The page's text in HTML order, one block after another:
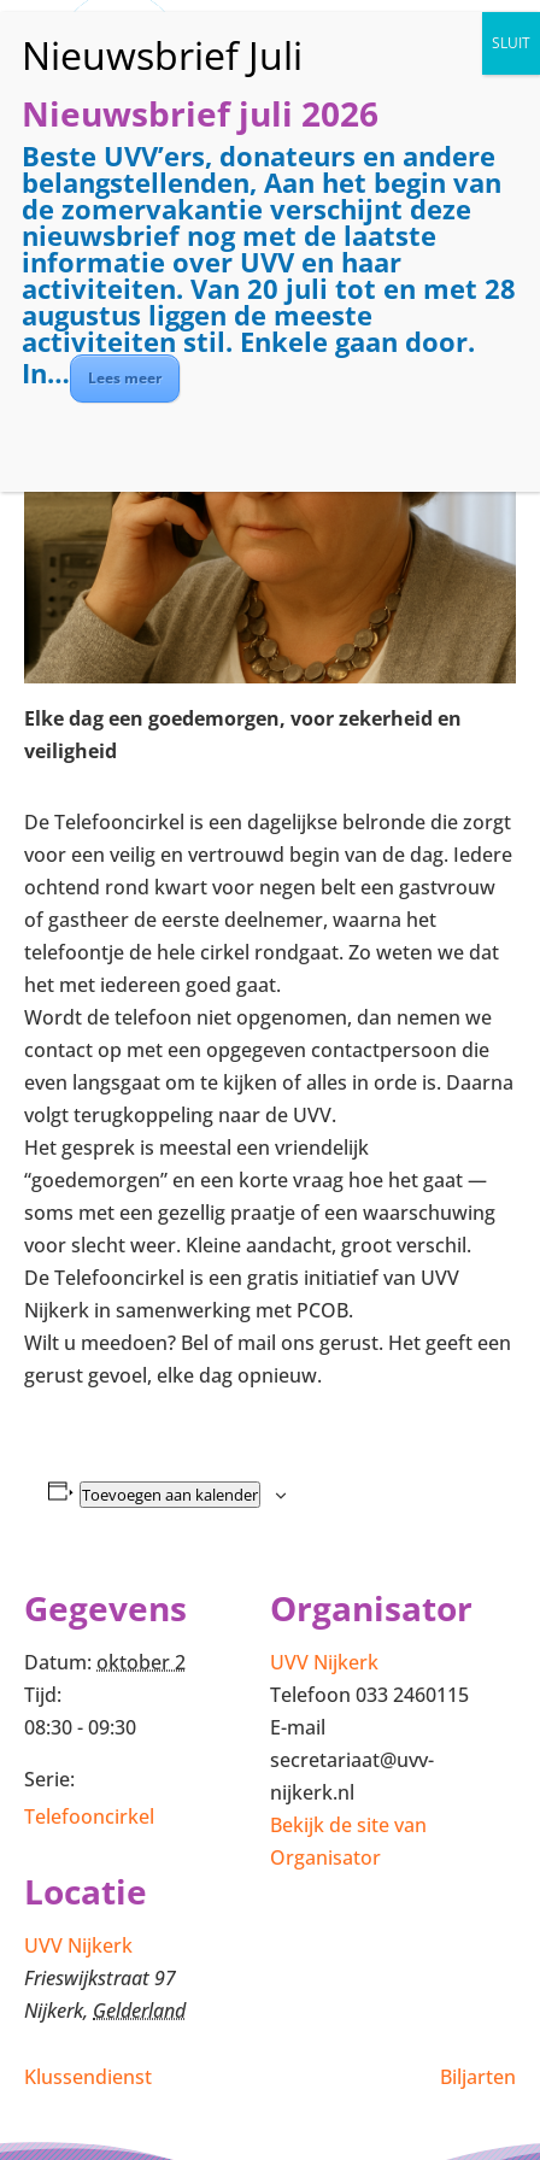
« Alle Evenementen
Evenementenreeks:Telefooncirkel
Telefooncirkel
oktober 2 @ 08:30-09:30
Elke dag een goedemorgen, voor zekerheid en
veiligheid
De Telefooncirkel is een dagelijkse belronde die zorgt
voor een veilig en vertrouwd begin van de dag. Iedere
ochtend rond kwart voor negen belt een gastvrouw
of gastheer de eerste deelnemer, waarna het
telefoontje de hele cirkel rondgaat. Zo weten we dat
het met iedereen goed gaat.
Wordt de telefoon niet opgenomen, dan nemen we
contact op met een opgegeven contactpersoon die
even langsgaat om te kijken of alles in orde is. Daarna
volgt terugkoppeling naar de UVV.
Het gesprek is meestal een vriendelijk
“goedemorgen” en een korte vraag hoe het gaat —
soms met een gezellig praatje of een waarschuwing
voor slecht weer. Kleine aandacht, groot verschil.
De Telefooncirkel is een gratis initiatief van UVV
Nijkerk in samenwerking met PCOB.
Wilt u meedoen? Bel of mail ons gerust. Het geeft een
gerust gevoel, elke dag opnieuw.
Toevoegen aan kalender
Gegevens
Datum: oktober 2
Tijd:
08:30 - 09:30
Serie:
Telefooncirkel
Locatie
UVV Nijkerk
Frieswijkstraat 97
Nijkerk, Gelderland
Organisator
UVV Nijkerk
Telefoon 033 2460115
E-mail
secretariaat@uvv-
nijkerk.nl
Bekijk de site van
Organisator
Klussendienst Biljarten
Nieuwsbrief juli 2026
Beste UVV’ers, donateurs en andere
belangstellenden, Aan het begin van
de zomervakantie verschijnt deze
nieuwsbrief nog met de laatste
informatie over UVV en haar
activiteiten. Van 20 juli tot en met 28
augustus liggen de meeste
activiteiten stil. Enkele gaan door.
In…
Lees meer